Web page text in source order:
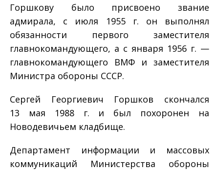
Горшкову было присвоено звание
адмирала, с июля 1955 г. он выполнял
обязанности первого заместителя
главнокомандующего, а с января 1956 г. —
главнокомандующего ВМФ и заместителя
Министра обороны СССР.
Сергей Георгиевич Горшков скончался
13 мая 1988 г. и был похоронен на
Новодевичьем кладбище.
Департамент информации и массовых
коммуникаций Министерства обороны